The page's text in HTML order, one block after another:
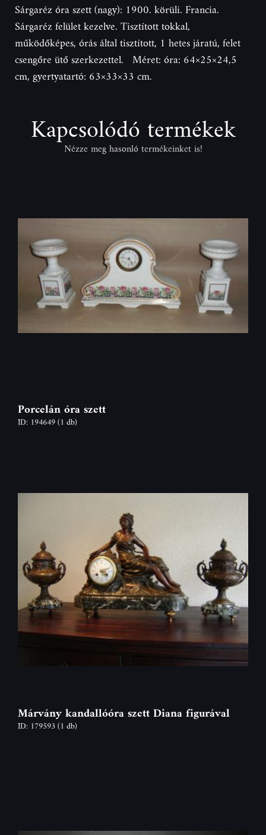
Sárgaréz óra szett (nagy): 1900. körüli. Francia.
Sárgaréz felület kezelve. Tisztított tokkal,
működőképes, órás által tisztított, 1 hetes járatú, felet
csengőre ütő szerkezettel. Méret: óra: 64×25×24,5
cm, gyertyatartó: 63×33×33 cm.
Kapcsolódó termékek
Nézze meg hasonló termékeinket is!
Porcelán óra szett
ID: 194649(1 db)
Márvány kandallóóra szett Diana figurával
ID: 179593(1 db)